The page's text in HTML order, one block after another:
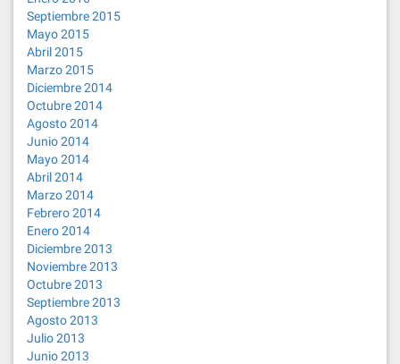
Septiembre 2015
Mayo 2015
Abril 2015
Marzo 2015
Diciembre 2014
Octubre 2014
Agosto 2014
Junio 2014
Mayo 2014
Abril 2014
Marzo 2014
Febrero 2014
Enero 2014
Diciembre 2013
Noviembre 2013
Octubre 2013
Septiembre 2013
Agosto 2013
Julio 2013
Junio 2013